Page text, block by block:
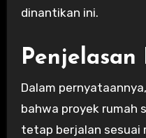
dinantikan ini.
Penjelasan
Dalam
bahwa proyek rumah
tetap berjalan sesuai